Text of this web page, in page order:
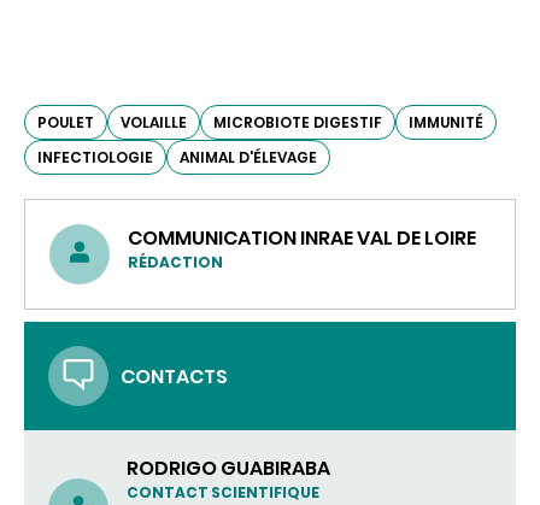
POULET VOLAILLE MICROBIOTE DIGESTIF
IMMUNITÉ
INFECTIOLOGIE
ANIMAL D'ÉLEVAGE
COMMUNICATION INRAE VAL DE LOIRE
RÉDACTION
CONTACTS
RODRIGO GUABIRABA
CONTACT SCIENTIFIQUE